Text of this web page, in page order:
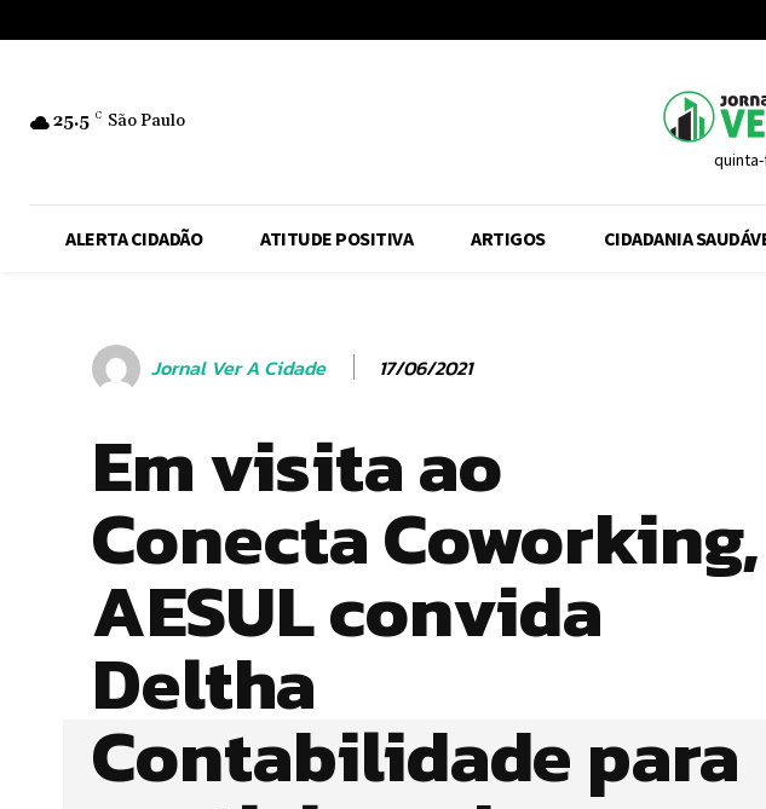
25.5 C São Paulo
ALERTA CIDADÃO ATITUDE POSITIVA ARTIGOS CIDADANIA
Jornal Ver A Cidade 17/06/2021
Em visita ao
Conecta Coworking,
AESUL convida
Deltha
Contabilidade para